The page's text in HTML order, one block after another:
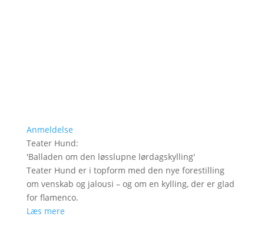
Anmeldelse
Teater Hund:
'Balladen om den løsslupne lørdagskylling'
Teater Hund er i topform med den nye forestilling
om venskab og jalousi – og om en kylling, der er glad
for flamenco.
Læs mere